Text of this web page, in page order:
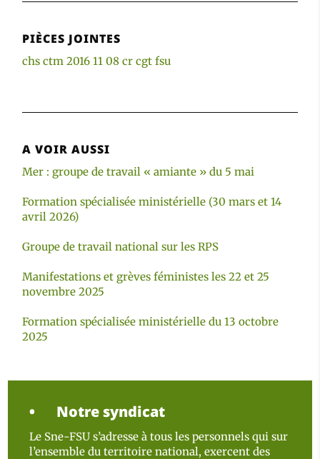
PIÈCES JOINTES
chs ctm 2016 11 08 cr cgt fsu
A VOIR AUSSI
Mer : groupe de travail « amiante » du 5 mai
Formation spécialisée ministérielle (30 mars et 14
avril 2026)
Groupe de travail national sur les RPS
Manifestations et grèves féministes les 22 et 25
novembre 2025
Formation spécialisée ministérielle du 13 octobre
2025
Notre syndicat
Le Sne-FSU s’adresse à tous les personnels qui sur
l’ensemble du territoire national, exercent des